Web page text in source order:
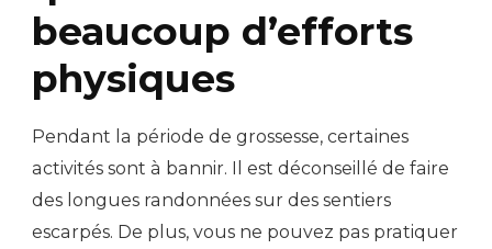
beaucoup d’efforts
physiques
Pendant la période de grossesse, certaines
activités sont à bannir. Il est déconseillé de faire
des longues randonnées sur des sentiers
escarpés. De plus, vous ne pouvez pas pratiquer